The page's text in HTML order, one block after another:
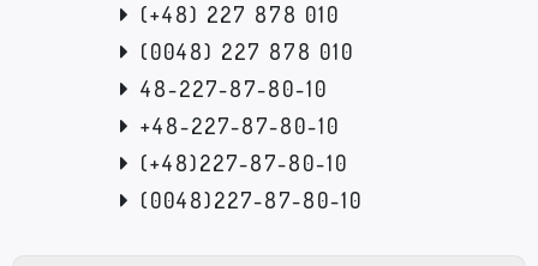
(+48) 227 878 010
(0048) 227 878 010
48-227-87-80-10
+48-227-87-80-10
(+48)227-87-80-10
(0048)227-87-80-10